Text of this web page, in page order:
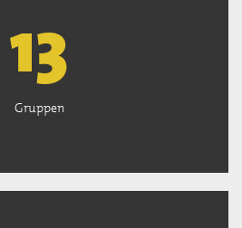
13
Gruppen